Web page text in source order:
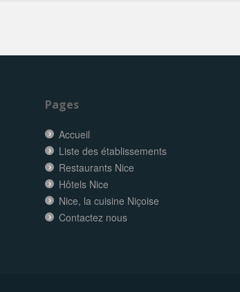
Pages
Accueil
Liste des établissements
Restaurants Nice
Hôtels Nice
Nice, la cuisine Niçoise
Contactez nous